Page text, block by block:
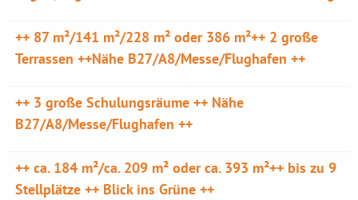
++ 87 m²/141 m²/228 m² oder 386 m²++ 2 große
Terrassen ++Nähe B27/A8/Messe/Flughafen ++
++ 3 große Schulungsräume ++ Nähe
B27/A8/Messe/Flughafen ++
++ ca. 184 m²/ca. 209 m² oder ca. 393 m²++ bis zu 9
Stellplätze ++ Blick ins Grüne ++